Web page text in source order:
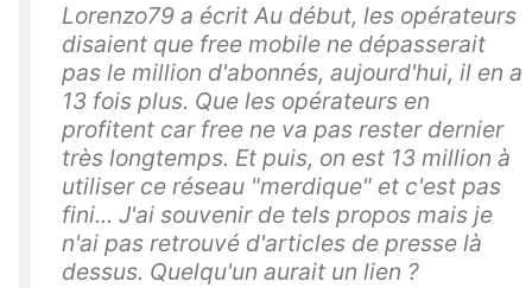
Lorenzo79 a écrit Au début, les opérateurs
disaient que free mobile ne dépasserait
pas le million d'abonnés, aujourd'hui, il en a
13 fois plus. Que les opérateurs en
profitent car free ne va pas rester dernier
très longtemps. Et puis, on est 13 million à
utiliser ce réseau "merdique" et c'est pas
fini... J'ai souvenir de tels propos mais je
n'ai pas retrouvé d'articles de presse là
dessus. Quelqu'un aurait un lien ?